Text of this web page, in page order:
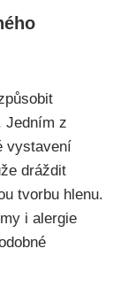
Jedním z
vystavení
dráždit
‍tvorbu hlenu.
i alergie